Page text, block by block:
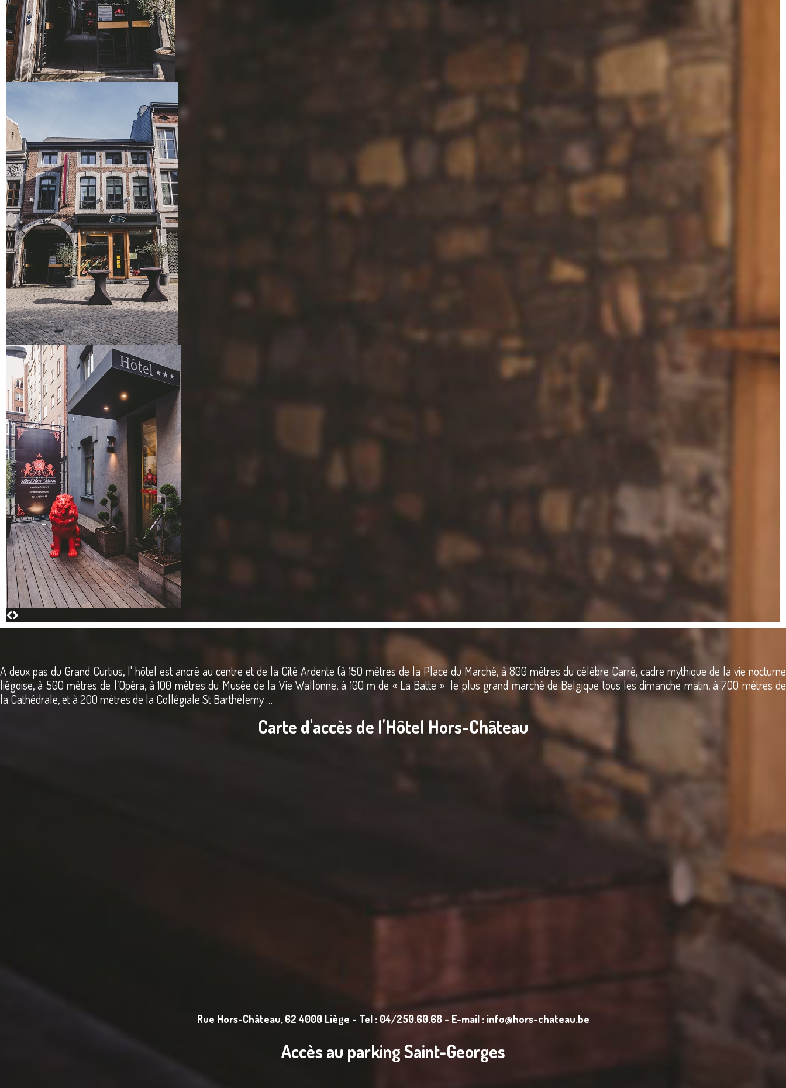
A deux pas du Grand Curtius, l' hôtel est ancré au centre et de la Cité Ardente (à 150 mètres de laPlace du Marché, à 800 mètres du célèbreCarré, cadre mythique de la vie nocturne
liégoise, à 500 mètres de l’Opéra, à 100 mètres du Musée de la Vie Wallonne, à 100 m de « La Batte » le plus grand marché de Belgique tous les dimanche matin, à 700 mètres de
la Cathédrale, et à 200 mètres de la Collégiale St Barthélemy…
Carte d'accès de l'Hôtel Hors-Château
Rue Hors-Château, 62 4000 Liège - Tel : 04/250.60.68 - E-mail : info@hors-chateau.be
Accès au parking Saint-Georges